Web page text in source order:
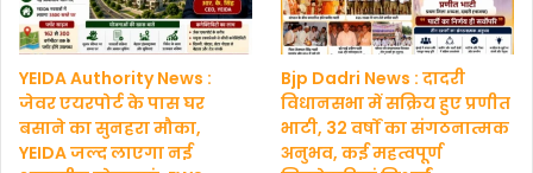
YEIDA Authority News :
जेवर एयरपोर्ट के पास घर
बसाने का सुनहरा मौका,
YEIDA जल्द लाएगा नई
Bjp Dadri News : दादरी
विधानसभा में सक्रिय हुए प्रणीत
भाटी, 32 वर्षों का संगठनात्मक
अनुभव, कई महत्वपूर्ण